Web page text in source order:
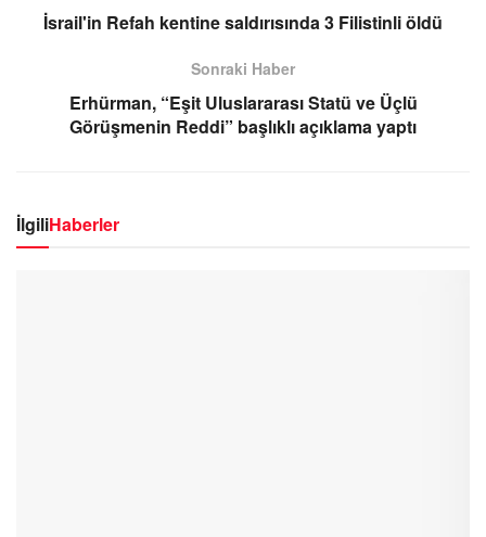
İsrail'in Refah kentine saldırısında 3 Filistinli öldü
Sonraki Haber
Erhürman, “Eşit Uluslararası Statü ve Üçlü
Görüşmenin Reddi” başlıklı açıklama yaptı
İlgiliHaberler